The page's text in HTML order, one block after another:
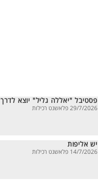
פסטיבל "יאללה גליל" יוצא לדרך
29/7/2026 פלאשנט רכילות
יש אליפות
14/7/2026 פלאשנט רכילות